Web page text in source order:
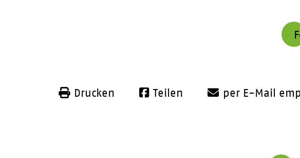
Drucken Teilen per E-Mail